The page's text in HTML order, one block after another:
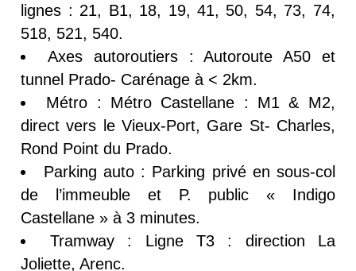
lignes : 21, B1, 18, 19, 41, 50, 54, 73, 74,
518, 521, 540.
Axes autoroutiers : Autoroute A50 et
tunnel Prado- Carénage à < 2km.
Métro : Métro Castellane : M1 & M2,
direct vers le Vieux-Port, Gare St- Charles,
Rond Point du Prado.
Parking auto : Parking privé en sous-col
de l’immeuble et P. public « Indigo
Castellane » à 3 minutes.
Tramway : Ligne T3 : direction La
Joliette, Arenc.